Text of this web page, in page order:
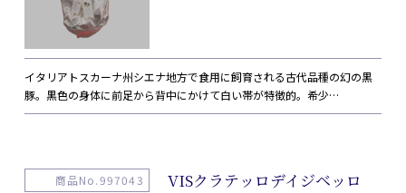
イタリアトスカーナ州シエナ地方で食用に飼育される古代品種の幻の黒
豚。黒色の身体に前足から背中にかけて白い帯が特徴的。希少…
商品No.997043 VISクラテッロデイジベッロ